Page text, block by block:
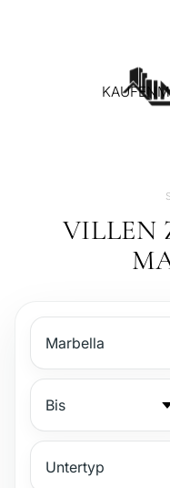
KAUFEN
VILLEN